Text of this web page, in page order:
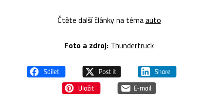
Čtěte další články na témaauto
Foto a zdroj: Thundertruck